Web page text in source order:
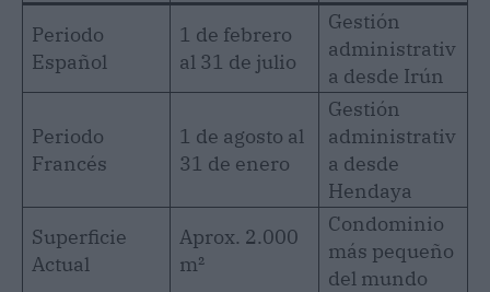
Periodo
Español
1 de febrero
al 31 de julio
Gestión
administrativ
a desde Irún
Periodo
Francés
1 de agosto al
31 de enero
Gestión
administrativ
a desde
Hendaya
Superficie
Actual
Aprox. 2.000
m²
Condominio
más pequeño
del mundo